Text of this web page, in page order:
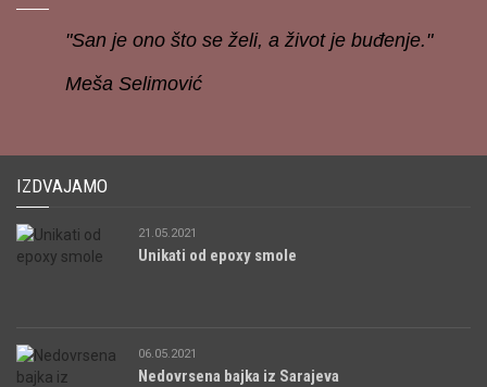
"San je ono što se želi, a život je buđenje."
Meša Selimović
IZDVAJAMO
21.05.2021
Unikati od epoxy smole
06.05.2021
Nedovrsena bajka iz Sarajeva